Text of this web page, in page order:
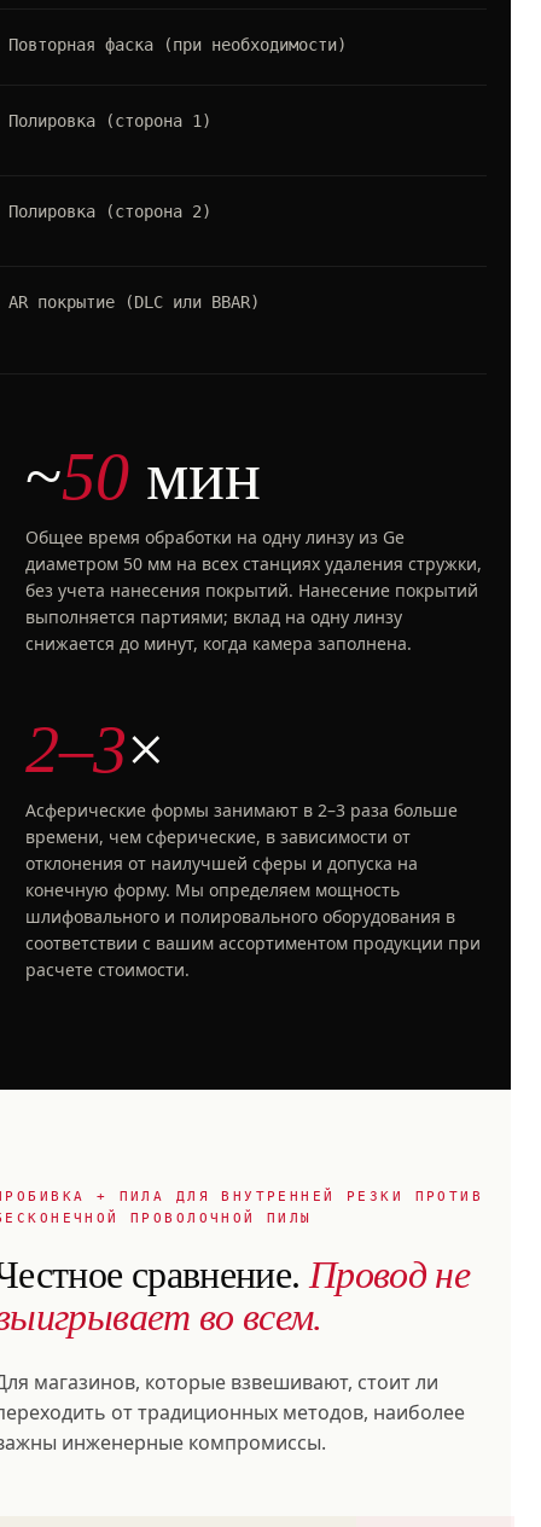
Повторная фаска (при необходимости)
Полировка (сторона 1)
Полировка (сторона 2)
AR покрытие (DLC или BBAR)
~50 мин
Общее время обработки на одну линзу из Ge
диаметром 50 мм на всех станциях удаления стружки,
без учета нанесения покрытий. Нанесение покрытий
выполняется партиями; вклад на одну линзу
снижается до минут, когда камера заполнена.
2–3×
Асферические формы занимают в 2–3 раза больше
времени, чем сферические, в зависимости от
отклонения от наилучшей сферы и допуска на
конечную форму. Мы определяем мощность
шлифовального и полировального оборудования в
соответствии с вашим ассортиментом продукции при
расчете стоимости.
+ ПИЛА ДЛЯ ВНУТРЕННЕЙ РЕЗКИ ПРОТИВ
ПРОВОЛОЧНОЙ ПИЛЫ
сравнение. Провод не
во всем.
магазинов, которые взвешивают, стоит ли
от традиционных методов, наиболее
инженерные компромиссы.